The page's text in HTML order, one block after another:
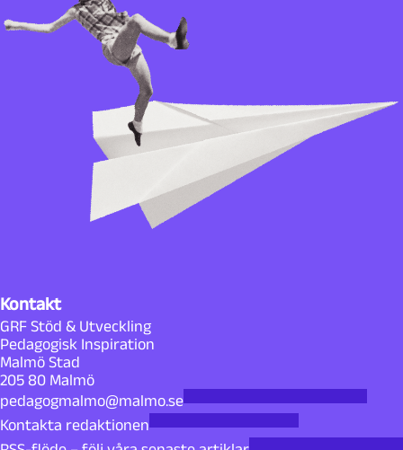
Kontakt
GRF Stöd & Utveckling
Pedagogisk Inspiration
Malmö Stad
205 80 Malmö
pedagogmalmo@malmo.se
Kontakta redaktionen